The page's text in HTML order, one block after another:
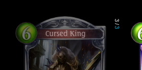
3
/
3